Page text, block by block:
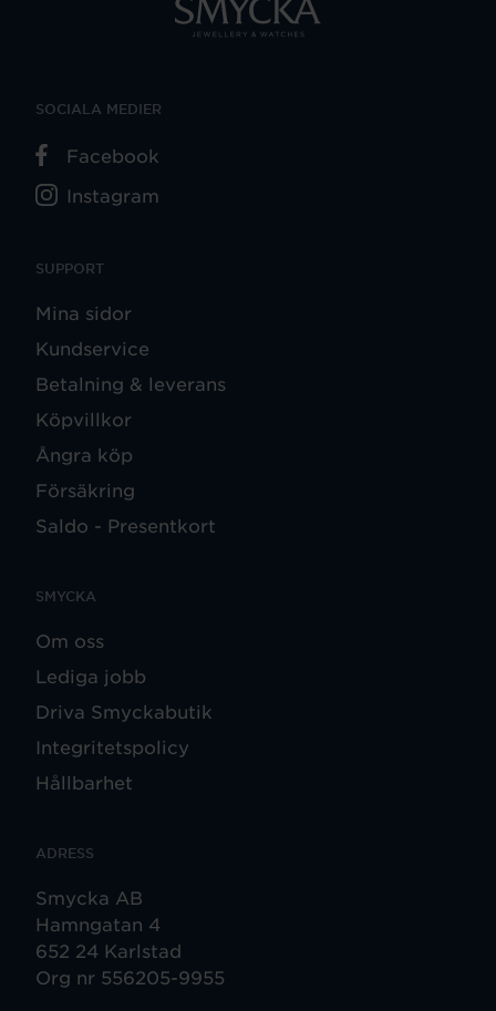
SUPPORT
Mina sidor
Kundservice
Betalning & leverans
Köpvillkor
Ångra köp
Försäkring
Saldo - Presentkort
SMYCKA
Om oss
Lediga jobb
Driva Smyckabutik
Integritetspolicy
Hållbarhet
ADRESS
Smycka AB
Hamngatan 4
652 24 Karlstad
Org nr 556205-9955
SOCIALA MEDIER
Facebook
Instagram